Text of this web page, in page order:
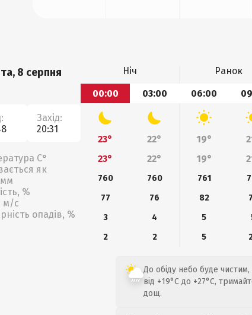
8 серпня
Захід:
20:31
С°
як
%
м/с
опадів, %
Ніч Ранок
00:00
03:00 06:00
23° 22° 19°
23°
22° 19°
760 760 761
77
76 82
3
4 5
2
2 5
До обіду небо буде
від +19°C до +27°C,
дощ.